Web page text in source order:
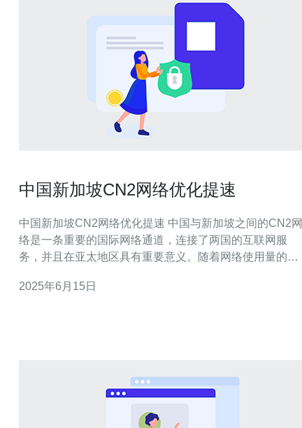
中国新加坡CN2网络优化提速
中国新加坡CN2网络优化提速 中国与新加坡之间的CN2网
络是一条重要的国际网络通道，连接了两国的互联网服
务，并且在亚太地区具有重要意义。随着网络使用量的增
尤为重要。 在过去的一段时间里，一些用户反映在中国与
2025年6月15日